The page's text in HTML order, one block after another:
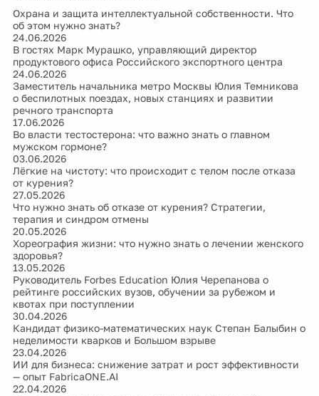
Охрана и защита интеллектуальной собственности. Что
об этом нужно знать?
24.06.2026
В гостях Марк Мурашко, управляющий директор
продуктового офиса Российского экспортного центра
24.06.2026
Заместитель начальника метро Москвы Юлия Темникова
о беспилотных поездах, новых станциях и развитии
речного транспорта
17.06.2026
Во власти тестостерона: что важно знать о главном
мужском гормоне?
03.06.2026
Лёгкие на чистоту: что происходит с телом после отказа
от курения?
27.05.2026
Что нужно знать об отказе от курения? Стратегии,
терапия и синдром отмены
20.05.2026
Хореография жизни: что нужно знать о лечении женского
здоровья?
13.05.2026
Руководитель Forbes Education Юлия Черепанова о
рейтинге российских вузов, обучении за рубежом и
квотах при поступлении
30.04.2026
Кандидат физико-математических наук Степан Балыбин о
неделимости кварков и Большом взрыве
23.04.2026
ИИ для бизнеса: снижение затрат и рост эффективности
— опыт FabricaONE.AI
22.04.2026